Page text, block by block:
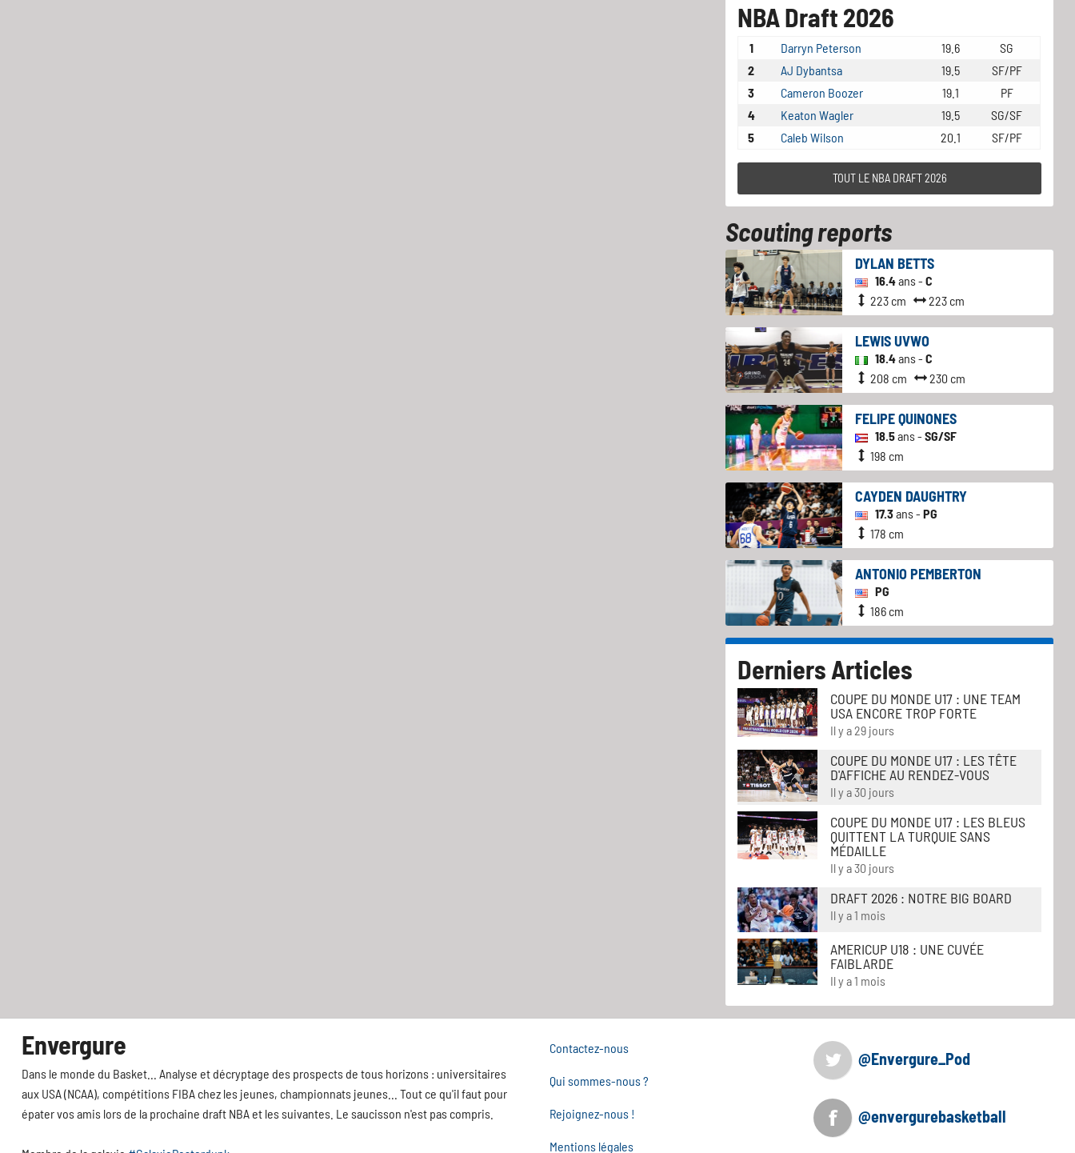
NBA Draft 2026
1 Darryn Peterson 19.6
SG
2
AJ Dybantsa 19.5
SF/PF
3
Cameron Boozer 19.1
PF
4
Keaton Wagler 19.5
SG/SF
5
Caleb Wilson 20.1 SF/PF
TOUT LE NBA DRAFT 2026
Scouting reports
DYLAN BETTS
16.4ans -C
223 cm
223 cm
LEWIS UVWO
18.4ans -C
208 cm
230 cm
FELIPE QUINONES
18.5ans -SG/SF
198 cm
CAYDEN DAUGHTRY
17.3ans -PG
178 cm
ANTONIO PEMBERTON
PG
186 cm
Derniers Articles
COUPE DU MONDE U17 : UNE TEAM
USA ENCORE TROP FORTE
Il y a 29 jours
COUPE DU MONDE U17 : LES TÊTE
D'AFFICHE AU RENDEZ-VOUS
Il y a 30 jours
COUPE DU MONDE U17 : LES BLEUS
QUITTENT LA TURQUIE SANS
MÉDAILLE
Il y a 30 jours
DRAFT 2026 : NOTRE BIG BOARD
Il y a 1 mois
AMERICUP U18 : UNE CUVÉE
FAIBLARDE
Il y a 1 mois
Envergure
Dans le monde du Basket... Analyse et décryptage des prospects de tous horizons : universitaires
aux USA (NCAA), compétitions FIBA chez les jeunes, championnats jeunes... Tout ce qu'il faut pour
épater vos amis lors de la prochaine draft NBA et les suivantes. Le saucisson n'est pas compris.
Contactez-nous
Qui sommes-nous ?
Rejoignez-nous !
Mentions légales
@Envergure_Pod
@envergurebasketball